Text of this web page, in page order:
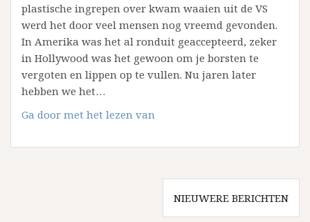
plastische ingrepen over kwam waaien uit de VS
werd het door veel mensen nog vreemd gevonden.
In Amerika was het al ronduit geaccepteerd, zeker
in Hollywood was het gewoon om je borsten te
vergoten en lippen op te vullen. Nu jaren later
hebben we het…
Ga door met het lezen van
doen
Rimpelbehandelingen
NIEUWERE BERICHTEN